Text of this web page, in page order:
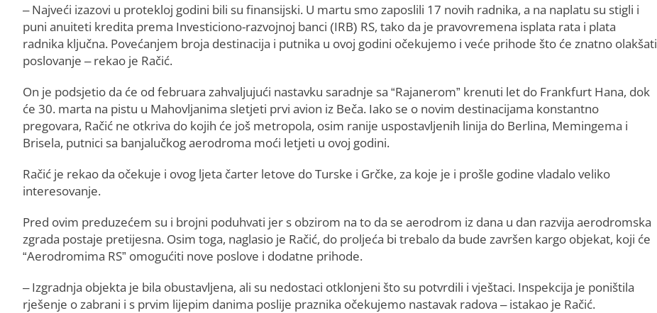
– Najveći izazovi u protekloj godini bili su finansijski. U martu smo zaposlili 17 novih radnika, a na naplatu su stigli i
puni anuiteti kredita prema Investiciono-razvojnoj banci (IRB) RS, tako da je pravovremena isplata rata i plata
radnika ključna. Povećanjem broja destinacija i putnika u ovoj godini očekujemo i veće prihode što će znatno olakšati
poslovanje – rekao je Račić.
On je podsjetio da će od februara zahvaljujući nastavku saradnje sa “Rajanerom” krenuti let do Frankfurt Hana, dok
će 30. marta na pistu u Mahovljanima sletjeti prvi avion iz Beča. Iako se o novim destinacijama konstantno
pregovara, Račić ne otkriva do kojih će još metropola, osim ranije uspostavljenih linija do Berlina, Memingema i
Brisela, putnici sa banjalučkog aerodroma moći letjeti u ovoj godini.
Račić je rekao da očekuje i ovog ljeta čarter letove do Turske i Grčke, za koje je i prošle godine vladalo veliko
interesovanje.
Pred ovim preduzećem su i brojni poduhvati jer s obzirom na to da se aerodrom iz dana u dan razvija aerodromska
zgrada postaje pretijesna. Osim toga, naglasio je Račić, do proljeća bi trebalo da bude završen kargo objekat, koji će
“Aerodromima RS” omogućiti nove poslove i dodatne prihode.
– Izgradnja objekta je bila obustavljena, ali su nedostaci otklonjeni što su potvrdili i vještaci. Inspekcija je poništila
rješenje o zabrani i s prvim lijepim danima poslije praznika očekujemo nastavak radova – istakao je Račić.